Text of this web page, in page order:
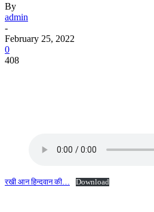
By
admin
-
February 25, 2022
0
408
रखी आन हिन्दवान की… Download